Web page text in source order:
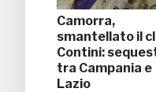
Camorra,
smantellato il
Contini:
tra Campania e
Lazio